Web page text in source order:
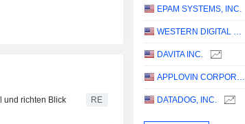
und richten Blick
RE
EPAM SYSTEMS, INC.
WESTERN DIGITAL CORPORATION
DAVITA INC.
APPLOVIN CORPORATION
DATADOG, INC.